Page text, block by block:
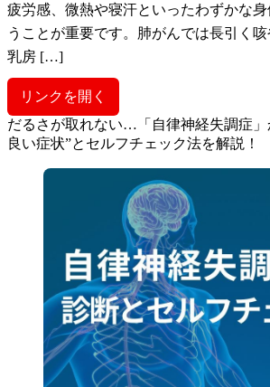
疲労感、微熱や寝汗といったわずかな
うことが重要です。肺がんでは長引く
乳房 […]
リンクを開く
だるさが取れない…「自律神経失調症」
良い症状”とセルフチェック法を解説！